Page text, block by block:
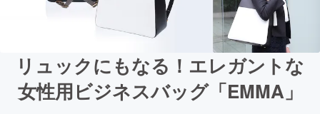
リュックにもなる！エレガントな
女性用ビジネスバッグ「EMMA」